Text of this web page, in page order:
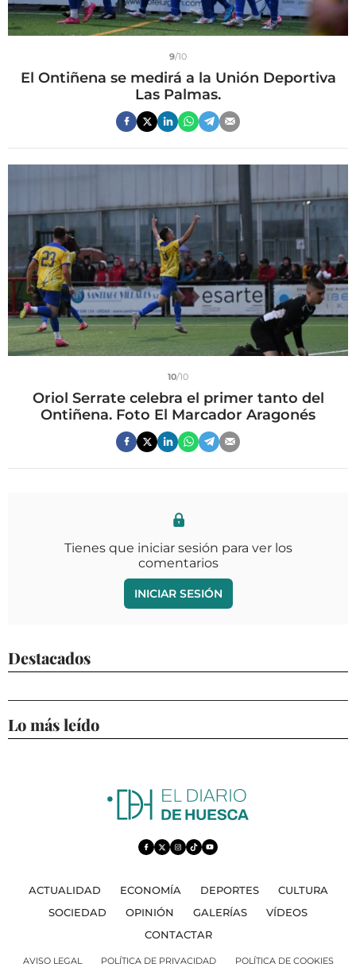
9/10
El Ontiñena se medirá a la Unión Deportiva
Las Palmas.
10/10
Oriol Serrate celebra el primer tanto del
Ontiñena. Foto El Marcador Aragonés
Tienes que iniciar sesión para ver los
comentarios
INICIAR SESIÓN
Destacados
Lo más leído
ACTUALIDAD ECONOMÍA DEPORTES
CULTURA
SOCIEDAD
OPINIÓN GALERÍAS
VÍDEOS
CONTACTAR
AVISO LEGAL POLÍTICA DE PRIVACIDAD
POLÍTICA DE COOKIES